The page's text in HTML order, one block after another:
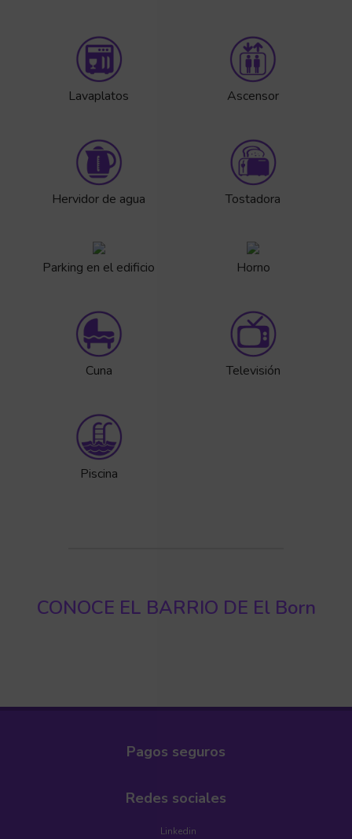
Lavaplatos Ascensor
Hervidor de agua Tostadora
Parking en el edificio Horno
Cuna Televisión
Piscina
CONOCE EL BARRIO DE El Born
Pagos seguros
Redes sociales
Linkedin